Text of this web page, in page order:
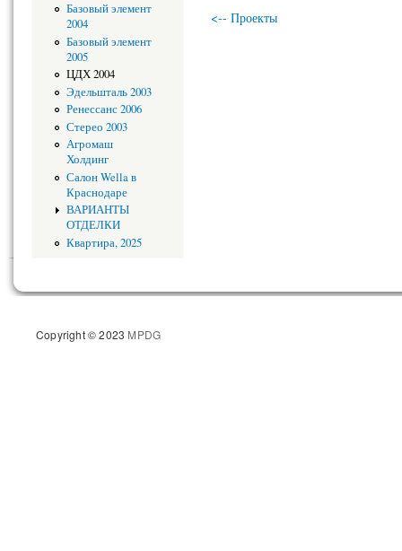
Базовый элемент
2004
Базовый элемент
2005
ЦДХ 2004
Эдельшталь 2003
Ренессанс 2006
Стерео 2003
Агромаш
Холдинг
Салон Wella в
Краснодаре
ВАРИАНТЫ
ОТДЕЛКИ
Квартира, 2025
<-- Проекты
Copyright © 2023 MPDG